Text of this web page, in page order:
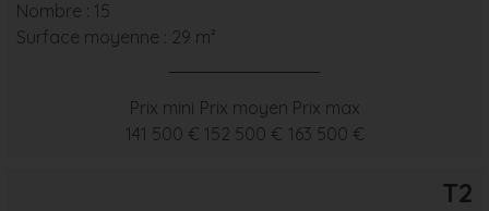
Nombre : 15
Surface moyenne : 29 m²
Prix mini
141 500 €
Prix moyen
152 500 €
Prix max
163 500 €
T2